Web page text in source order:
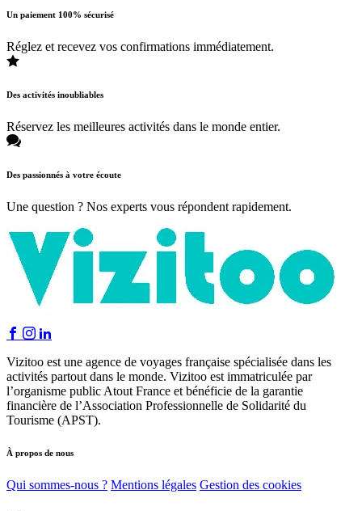
Un paiement 100% sécurisé
Réglez et recevez vos confirmations immédiatement.
Des activités inoubliables
Réservez les meilleures activités dans le monde entier.
Des passionnés à votre écoute
Une question ? Nos experts vous répondent rapidement.
Vizitoo est une agence de voyages française spécialisée dans les
activités partout dans le monde. Vizitoo est immatriculée par
l’organisme public Atout France et bénéficie de la garantie
financière de l’Association Professionnelle de Solidarité du
Tourisme (APST).
À propos de nous
Qui sommes-nous ? Mentions légales Gestion des cookies